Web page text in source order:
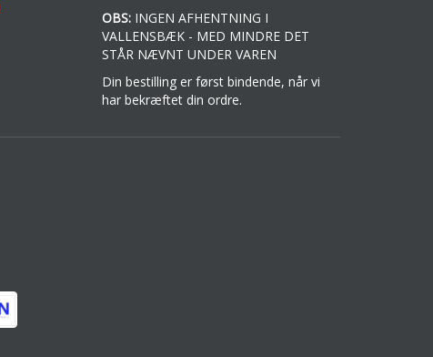
OBS:INGEN AFHENTNING I
VALLENSBÆK - MED MINDRE DET
STÅR NÆVNT UNDER VAREN
Din bestilling er først bindende, når vi
har bekræftet din ordre.